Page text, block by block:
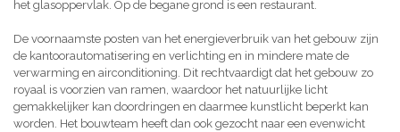
het glasoppervlak. Op de begane grond is een restaurant.
De voornaamste posten van het energieverbruik van het gebouw zijn
de kantoorautomatisering en verlichting en in mindere mate de
verwarming en airconditioning. Dit rechtvaardigt dat het gebouw zo
royaal is voorzien van ramen, waardoor het natuurlijke licht
gemakkelijker kan doordringen en daarmee kunstlicht beperkt kan
worden. Het bouwteam heeft dan ook gezocht naar een evenwicht